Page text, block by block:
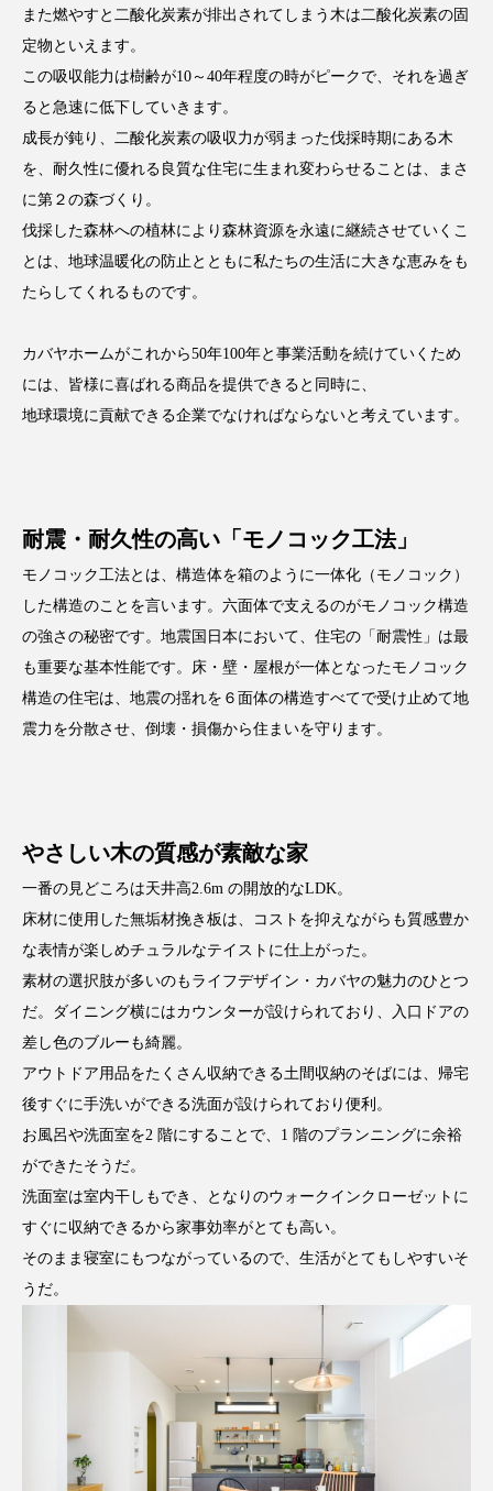
また燃やすと二酸化炭素が排出されてしまう木は二酸化炭素の固
定物といえます。
この吸収能力は樹齢が10～40年程度の時がピークで、それを過ぎ
ると急速に低下していきます。
成長が鈍り、二酸化炭素の吸収力が弱まった伐採時期にある木
を、耐久性に優れる良質な住宅に生まれ変わらせることは、まさ
に第２の森づくり。
伐採した森林への植林により森林資源を永遠に継続させていくこ
とは、地球温暖化の防止とともに私たちの生活に大きな恵みをも
たらしてくれるものです。
カバヤホームがこれから50年100年と事業活動を続けていくため
には、皆様に喜ばれる商品を提供できると同時に、
地球環境に貢献できる企業でなければならないと考えています。
耐震・耐久性の高い「モノコック工法」
モノコック工法とは、構造体を箱のように一体化（モノコック）
した構造のことを言います。六面体で支えるのがモノコック構造
の強さの秘密です。地震国日本において、住宅の「耐震性」は最
も重要な基本性能です。床・壁・屋根が一体となったモノコック
構造の住宅は、地震の揺れを６面体の構造すべてで受け止めて地
震力を分散させ、倒壊・損傷から住まいを守ります。
やさしい木の質感が素敵な家
一番の見どころは天井高2.6m の開放的なLDK。
床材に使用した無垢材挽き板は、コストを抑えながらも質感豊か
な表情が楽しめチュラルなテイストに仕上がった。
素材の選択肢が多いのもライフデザイン・カバヤの魅力のひとつ
だ。ダイニング横にはカウンターが設けられており、入口ドアの
差し色のブルーも綺麗。
アウトドア用品をたくさん収納できる土間収納のそばには、帰宅
後すぐに手洗いができる洗面が設けられており便利。
お風呂や洗面室を2 階にすることで、1 階のプランニングに余裕
ができたそうだ。
洗面室は室内干しもでき、となりのウォークインクローゼットに
すぐに収納できるから家事効率がとても高い。
そのまま寝室にもつながっているので、生活がとてもしやすいそ
うだ。